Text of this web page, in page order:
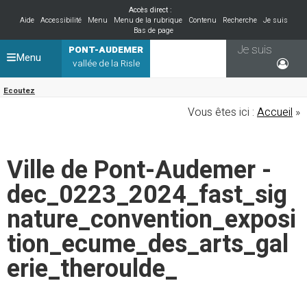
Accès direct :
Aide
Accessibilité Menu Menu de la rubrique Contenu Recherche
Je suis
Bas de page
PONT-AUDEMER
vallée de la Risle
Ecoutez
Je suis
Menu
Vous êtes ici : Accueil »
Ville de Pont-Audemer -
dec_0223_2024_fast_sig
nature_convention_exposi
tion_ecume_des_arts_gal
erie_theroulde_